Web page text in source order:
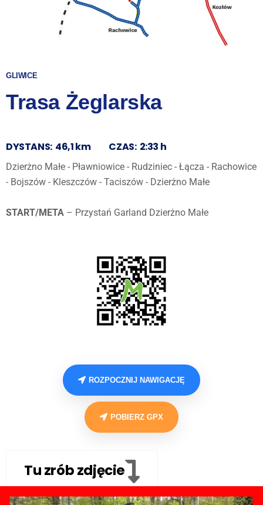
GLIWICE
Trasa Żeglarska
DYSTANS:46,1 km CZAS:2:33 h
Dzierżno Małe - Pławniowice - Rudziniec - Łącza - Rachowice
- Bojszów - Kleszczów - Taciszów - Dzierżno Małe
START/META – Przystań Garland Dzierżno Małe
ROZPOCZNIJ NAWIGACJĘ
POBIERZ GPX
Tu zrób zdjęcie